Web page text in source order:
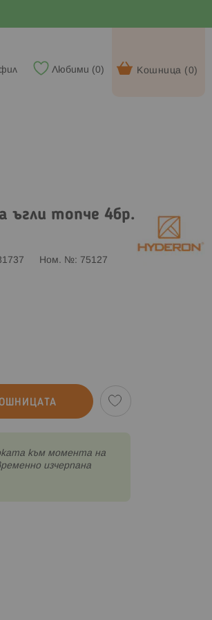
Кошница (0)
Любими (0)
ъгли топче 4бр.
Ном. № 75127
към момента на
изчерпана